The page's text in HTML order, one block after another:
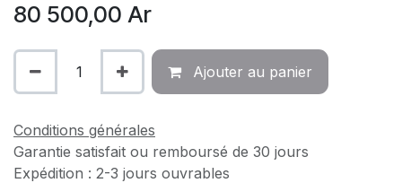
80 500,00 Ar
Ajouter au panier
Conditions générales
Garantie satisfait ou remboursé de 30 jours
Expédition : 2-3 jours ouvrables